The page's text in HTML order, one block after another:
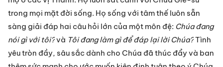
trong mọi mặt đời sống. Họ sống với tâm thế luôn sẵn
sàng giải đáp hai câu hỏi lớn của một môn đệ: Chúa đang
nói gì với tôi? và Tôi đang làm gì để đáp lại lời Chúa? Tình
yêu tròn đầy, sâu sắc dành cho Chúa đã thúc đẩy và ban